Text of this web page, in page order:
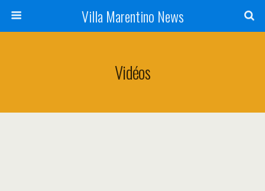
Villa Marentino News
Vidéos